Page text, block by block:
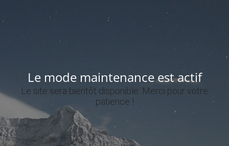
Le mode maintenance est actif
Le site sera bientôt disponible. Merci pour votre
patience !